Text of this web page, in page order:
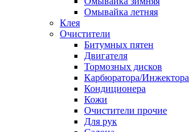
Омывайка летняя
Клея
Очистители
Битумных пятен
Двигателя
Тормозных дисков
Карбюратора/Инжектора
Кондиционера
Кожи
Очистители прочие
Для рук